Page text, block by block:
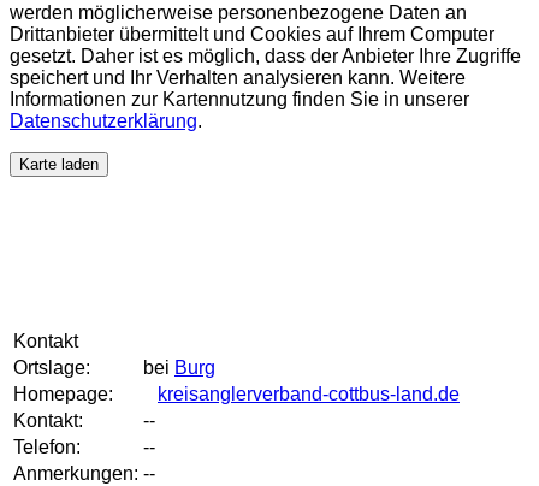
werden möglicherweise personenbezogene Daten an
Drittanbieter übermittelt und Cookies auf Ihrem Computer
gesetzt. Daher ist es möglich, dass der Anbieter Ihre Zugriffe
speichert und Ihr Verhalten analysieren kann. Weitere
Informationen zur Kartennutzung finden Sie in unserer
Datenschutzerklärung.
Karte laden
Kontakt
Ortslage:
bei Burg
Homepage:
kreisanglerverband-cottbus-land.de
Kontakt:
--
Telefon:
--
Anmerkungen: --